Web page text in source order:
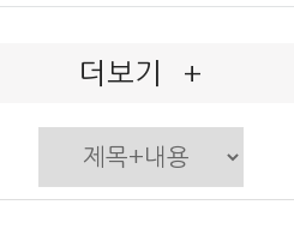
더보기 +